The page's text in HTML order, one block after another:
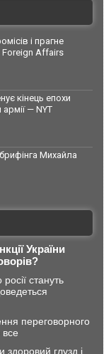
і прагне
Foreign Affairs
кінець епохи
армії — NYT
Михайла
України
стануть
переговорного
глузд і